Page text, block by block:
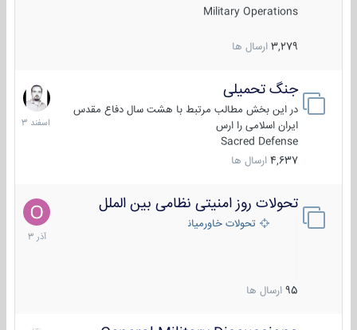
Military Operations
3,279 ارسال ها
جنگ تحمیلی
در این بخش مطالب مرتبط با هشت سال دفاع مقدس
ایران اسلامی را ارس
Sacred Defense
4,637 ارسال ها
20
اسفند
1403
تحولات روز امنیتی نظامی بین الملل
تحولات خاورمیانه
95 ارسال ها
21
آذر
1403